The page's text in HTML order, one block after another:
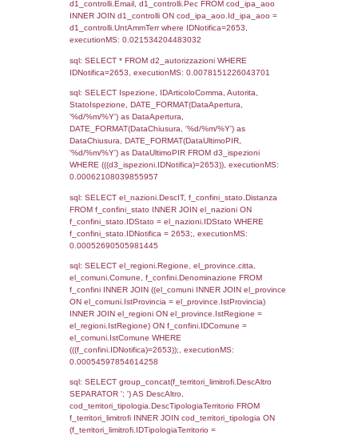
a1.CodiceUnivoco = n.CodiceUnivoco LEFT
el_comuni AS el_com ON a1.ComuneStab =
el_com.IstComune LEFT JOIN el_province
a1.ProvinciaStab = el_prov.IstProvincia
sql: SELECT a1_stabilimento.*,
ComuneST, el_province.citta as
el_regioni.Regione as RegioneST,
as ComuneSL, el_province_1.citta as
(((((a1_stabilimento LEFT JOIN el_comuni
a1_stabilimento.ComuneStab =
LEFT JOIN el_province ON
= el_province.IstProvincia) LEFT JOIN
a1_stabilimento.RegioneStab =
LEFT JOIN el_comuni AS el_comuni_1 ON
a1_stabilimento.IstComuneSL =
LEFT JOIN el_province AS el_province_1
a1_stabilimento.IstProvinciaSL =
el_regioni_1 ON
el_regioni_1.IstRegione where
executionMS: 0.00060486793518066